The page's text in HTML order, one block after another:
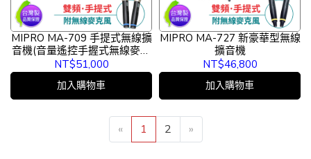
MIPRO MA-709 手提式無線擴
音機(音量遙控手握式無線麥克
風)
NT$51,000
加入購物車
MIPRO MA-727 新豪華型無線
擴音機
NT$46,800
加入購物車
« 1 2 »